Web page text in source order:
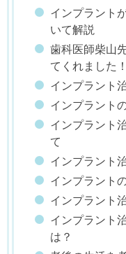
インプラント
いて解説
歯科医師柴山
てくれました！
インプラント
インプラント
インプラント
て
インプラント
インプラント
インプラント
インプラント
は？